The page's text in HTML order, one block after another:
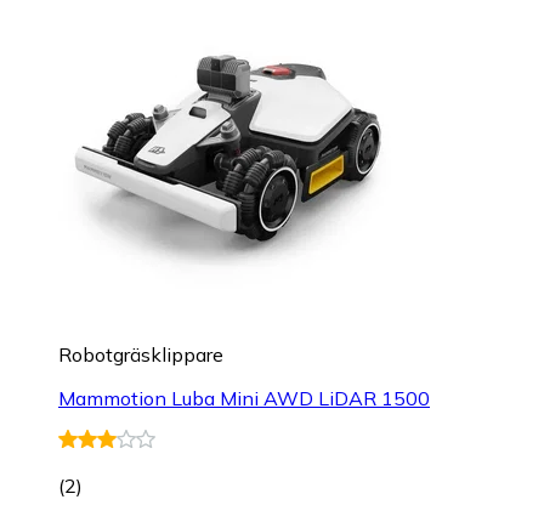
Robotgräsklippare
Mammotion Luba Mini AWD LiDAR 1500
(2)